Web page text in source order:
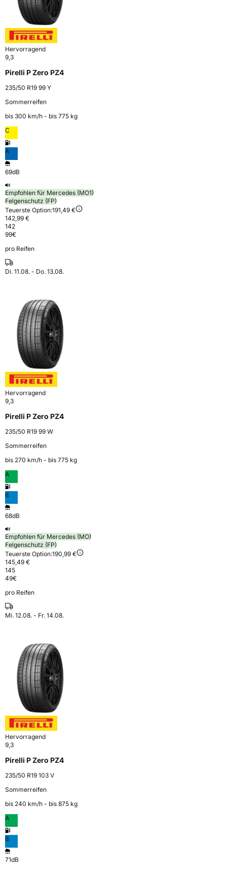
Hervorragend
9,3
Pirelli P Zero PZ4
235/50 R19 99 Y
Sommerreifen
bis 300 km⁠/⁠h - bis 775 kg
C
A
69dB
Empfohlen für Mercedes (MO1)
Felgenschutz (FP)
Teuerste Option:191,49 €
142,99 €
142
99€
pro Reifen
Di. 11.08. - Do. 13.08.
Hervorragend
9,3
Pirelli P Zero PZ4
235/50 R19 99 W
Sommerreifen
bis 270 km⁠/⁠h - bis 775 kg
A
B
68dB
Empfohlen für Mercedes (MO)
Felgenschutz (FP)
Teuerste Option:190,99 €
145,49 €
145
49€
pro Reifen
Mi. 12.08. - Fr. 14.08.
Hervorragend
9,3
Pirelli P Zero PZ4
235/50 R19 103 V
Sommerreifen
bis 240 km⁠/⁠h - bis 875 kg
A
B
71dB